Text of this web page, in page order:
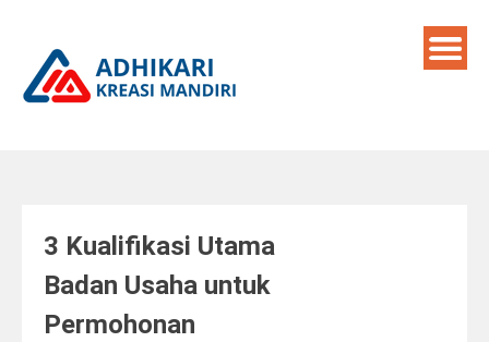
content
3 Kualifikasi Utama
Badan Usaha untuk
Permohonan